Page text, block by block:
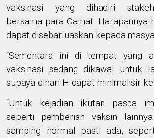
vaksinasi yang dihadiri
bersama para Camat. Harapannya
dapat disebarluaskan kepada
“Sementara
ini di tempat yang
vaksinasi sedang dikawal untuk
supaya dihari-H dapat minimalisir
“Untuk kejadian ikutan pasca
seperti pemberian vaksin
samping normal pasti ada,